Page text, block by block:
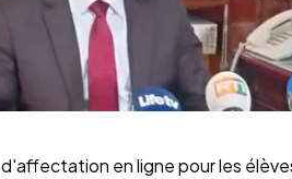
en ligne pour les